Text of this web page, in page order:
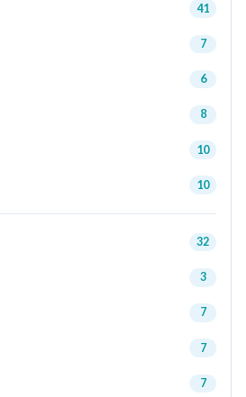
41
7
6
8
10
10
32
3
7
7
7